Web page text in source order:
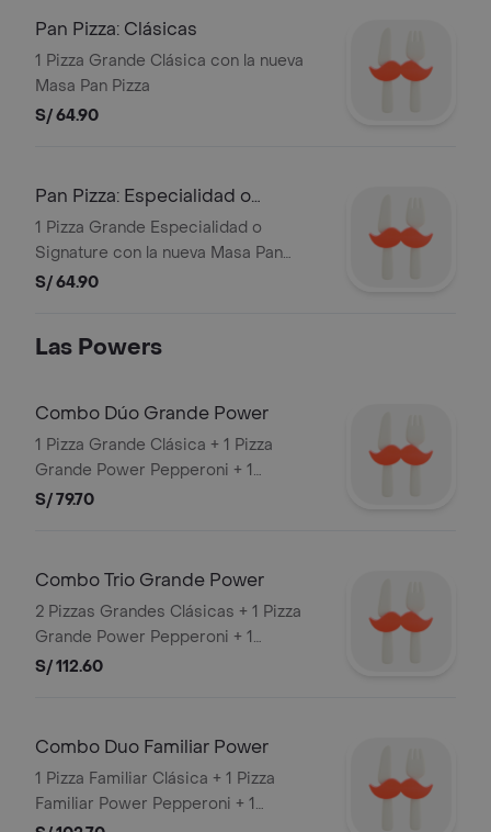
Pan Pizza: Clásicas
1 Pizza Grande Clásica con la nueva
Masa Pan Pizza
S/ 64.90
Pan Pizza: Especialidad o
Signature
1 Pizza Grande Especialidad o
Signature con la nueva Masa Pan
Pizza
S/ 64.90
Las Powers
Combo Dúo Grande Power
1 Pizza Grande Clásica + 1 Pizza
Grande Power Pepperoni + 1
Gaseosa 1 L
S/ 79.70
Combo Trio Grande Power
2 Pizzas Grandes Clásicas + 1 Pizza
Grande Power Pepperoni + 1
Gaseosa 1.5 L
S/ 112.60
Combo Duo Familiar Power
1 Pizza Familiar Clásica + 1 Pizza
Familiar Power Pepperoni + 1